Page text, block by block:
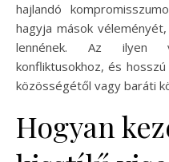
hajlandó
hagyja mások
lennének. Az ilyen
konfliktusokhoz, és
közösségétől vagy baráti
Hogyan